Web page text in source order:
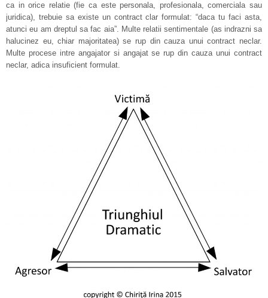
ca in orice relatie (fie ca este personala, profesionala, comerciala sau
juridica), trebuie sa existe un contract clar formulat: “daca tu faci asta,
atunci eu am dreptul sa fac aia”. Multe relatii sentimentale (as indrazni sa
halucinez eu, chiar majoritatea) se rup din cauza unui contract neclar.
Multe procese intre angajator si angajat se rup din cauza unui contract
neclar, adica insuficient formulat.